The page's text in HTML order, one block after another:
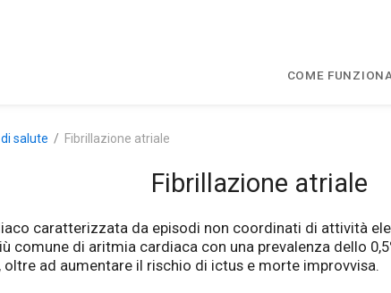
COME
salute Fibrillazione atriale
Fibrillazione atriale
caratterizzata da episodi non coordinati di attività
comune di aritmia cardiaca con una prevalenza dello
ad aumentare il rischio di ictus e morte improvvisa.